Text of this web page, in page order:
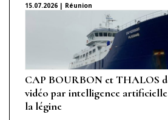
15.07.2026 | Réunion
CAP BOURBON et THALOS
vidéo par intelligence
la légine